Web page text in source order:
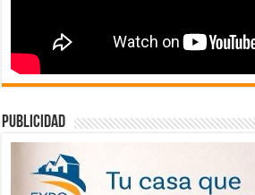
publicidad